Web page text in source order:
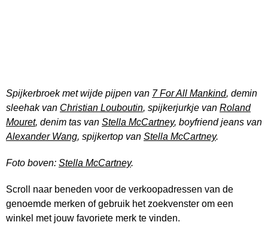
Spijkerbroek met wijde pijpen van 7 For All Mankind, demin
sleehak van Christian Louboutin, spijkerjurkje van Roland
Mouret, denim tas van Stella McCartney, boyfriend jeans van
Alexander Wang, spijkertop van Stella McCartney.
Foto boven: Stella McCartney.
Scroll naar beneden voor de verkoopadressen van de
genoemde merken of gebruik het zoekvenster om een
winkel met jouw favoriete merk te vinden.